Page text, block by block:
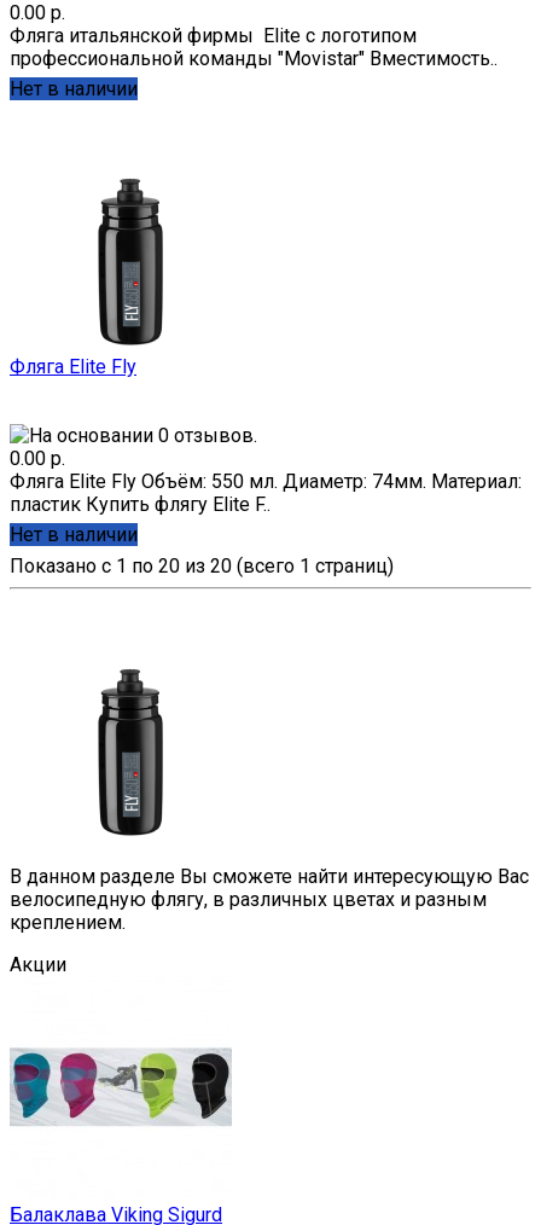
0.00 р.
Фляга итальянской фирмы Elite с логотипом
профессиональной команды "Movistar" Вместимость..
Нет в наличии
Фляга Elite Fly
0.00 р.
Фляга Elite Fly Объём: 550 мл. Диаметр: 74мм. Материал:
пластик Купить флягу Elite F..
Нет в наличии
Показано с 1 по 20 из 20 (всего 1 страниц)
В данном разделе Вы сможете найти интересующую Вас
велосипедную флягу, в различных цветах и разным
креплением.
Акции
Балаклава Viking Sigurd